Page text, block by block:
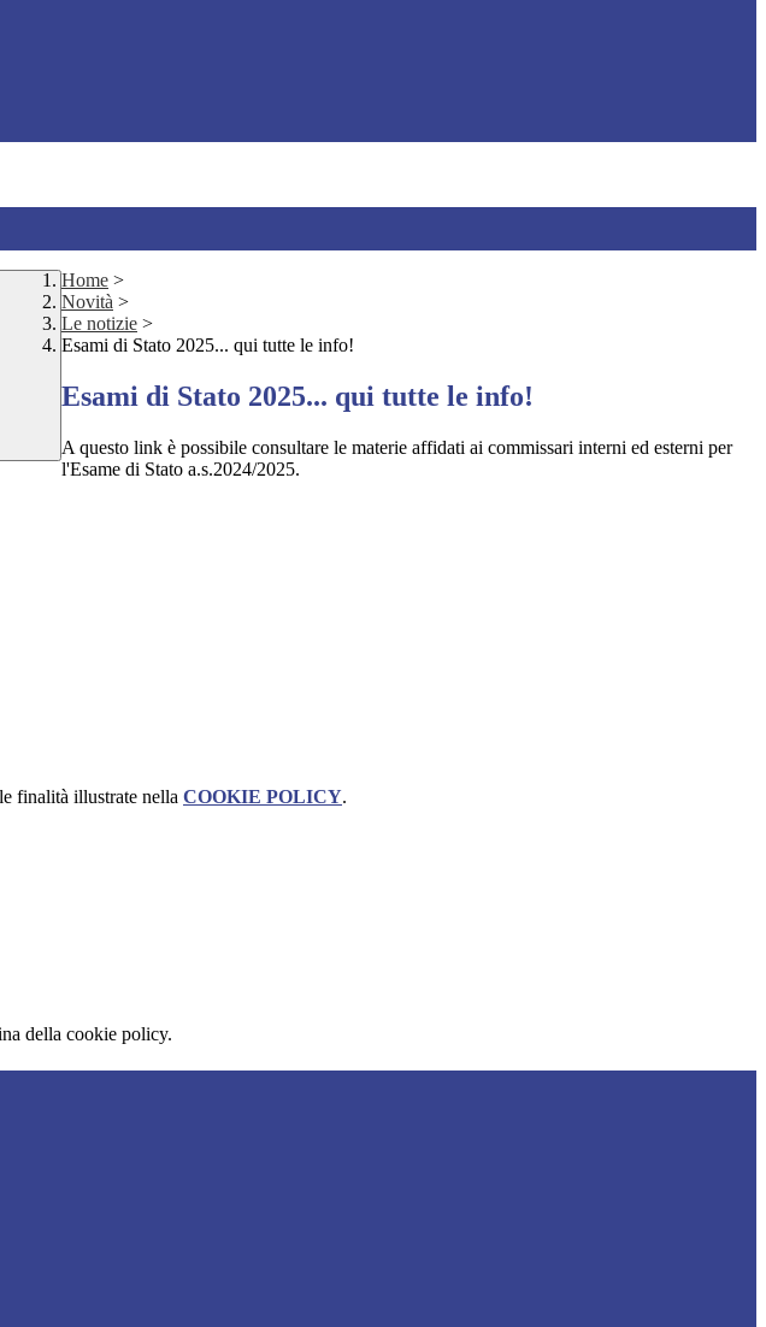
Home >
Novità >
Le notizie >
Esami di Stato 2025... qui tutte le info!
Esami di Stato 2025... qui tutte le info!
A questo link è possibile consultare le materie affidati ai commissari interni ed esterni per
l'Esame di Stato a.s.2024/2025.
finalità illustrate nella COOKIE POLICY.
della cookie policy.